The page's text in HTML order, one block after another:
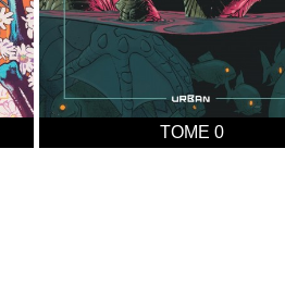
TOME 0